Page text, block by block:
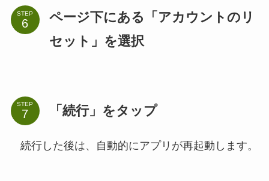
STEP
ページ下にある「アカウントのリ
セット」を選択
STEP 「続行」をタップ
続行した後は、自動的にアプリが再起動します。